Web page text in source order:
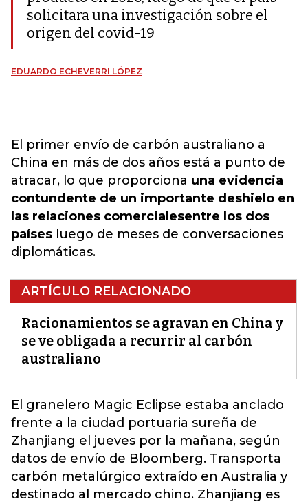
solicitara una investigación sobre el
origen del covid-19
EDUARDO ECHEVERRI LÓPEZ
El primer envío de carbón australiano a
China en más de dos años está a punto de
atracar, lo que proporciona una evidencia
contundente de un importante deshielo en
las relaciones comercialesentre los dos
países luego de meses de conversaciones
diplomáticas.
ARTÍCULO RELACIONADO
Racionamientos se agravan en China y
se ve obligada a recurrir al carbón
australiano
El granelero Magic Eclipse estaba anclado
frente a la ciudad portuaria sureña de
Zhanjiang el jueves por la mañana, según
datos de envío de Bloomberg. Transporta
carbón metalúrgico extraído en Australia y
destinado al mercado chino. Zhanjiang es